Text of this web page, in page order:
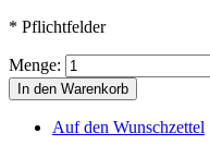
* Pflichtfelder
Menge:
In den Warenkorb
Auf den Wunschzettel